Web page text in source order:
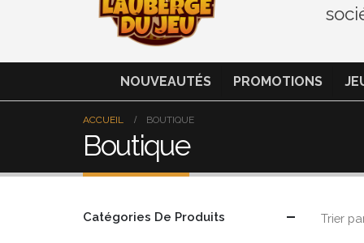
NOUVEAUTÉS PROMOTIONS
ACCUEIL BOUTIQUE
Boutique
Trier
Catégories De Produits